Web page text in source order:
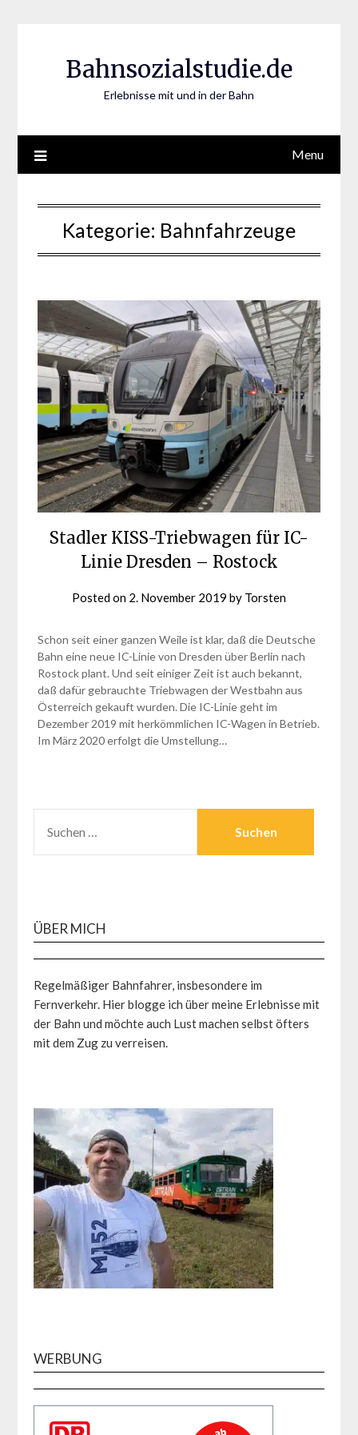
Bahnsozialstudie.de
Erlebnisse mit und in der Bahn
Menu
Kategorie: Bahnfahrzeuge
Stadler KISS-Triebwagen für IC-
Linie Dresden – Rostock
Posted on 2. November 2019 by Torsten
Schon seit einer ganzen Weile ist klar, daß die Deutsche
Bahn eine neue IC-Linie von Dresden über Berlin nach
Rostock plant. Und seit einiger Zeit ist auch bekannt,
daß dafür gebrauchte Triebwagen der Westbahn aus
Österreich gekauft wurden. Die IC-Linie geht im
Dezember 2019 mit herkömmlichen IC-Wagen in Betrieb.
Im März 2020 erfolgt die Umstellung…
NACH:
ÜBER MICH
Regelmäßiger Bahnfahrer, insbesondere im
Fernverkehr. Hier blogge ich über meine Erlebnisse mit
der Bahn und möchte auch Lust machen selbst öfters
mit dem Zug zu verreisen.
WERBUNG